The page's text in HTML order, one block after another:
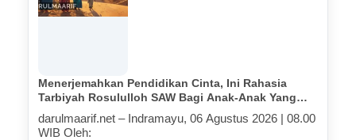
Menerjemahkan Pendidikan Cinta, Ini Rahasia
Tarbiyah Rosululloh SAW Bagi Anak-Anak Yang
Terluka (Bagian IV)
darulmaarif.net – Indramayu, 06 Agustus 2026 | 08.00
WIB Oleh: